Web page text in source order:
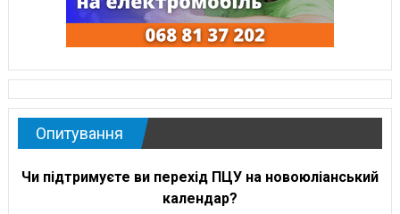
Опитування
Чи підтримуєте ви перехід ПЦУ на новоюліанський
календар?